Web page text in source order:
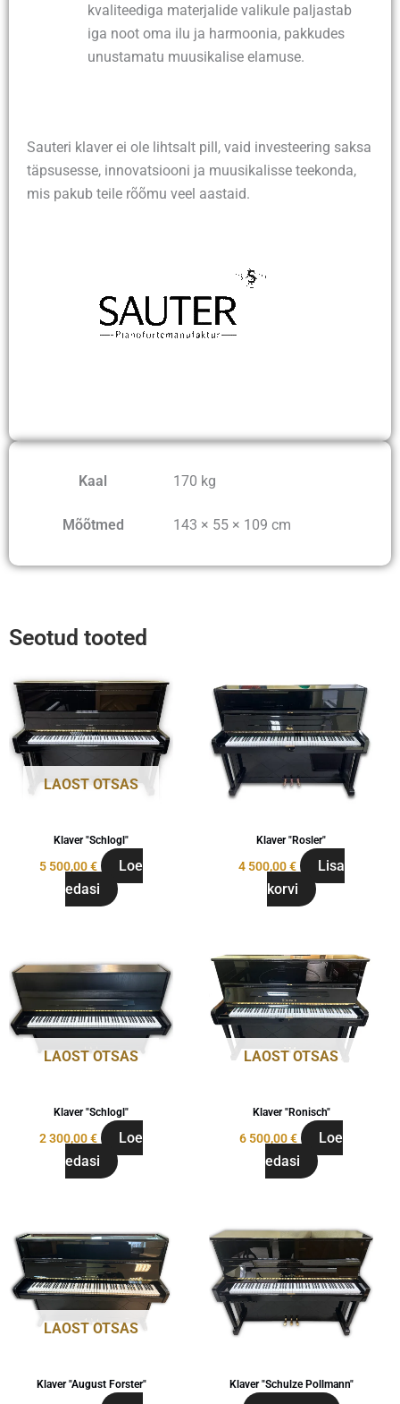
kvaliteediga materjalide valikule paljastab
iga noot oma ilu ja harmoonia, pakkudes
unustamatu muusikalise elamuse.
Sauteri klaver ei ole lihtsalt pill, vaid investeering saksa
täpsusesse, innovatsiooni ja muusikalisse teekonda,
mis pakub teile rõõmu veel aastaid.
Kaal 170 kg
Mõõtmed 143 × 55 × 109 cm
Seotud tooted
LAOST OTSAS
Klaver "Schlogl"
5 500,00€
Loe
edasi
Klaver "Rosler"
4 500,00€
Lisa
korvi
LAOST OTSAS
Klaver "Schlogl"
2 300,00€
Loe
edasi
LAOST OTSAS
Klaver "Ronisch"
6 500,00€
Loe
edasi
LAOST OTSAS
Klaver "August Forster" Klaver "Schulze Pollmann"